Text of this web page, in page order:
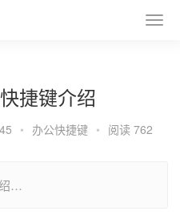
捷键介绍
• 办公快捷键 • 阅读 762
…